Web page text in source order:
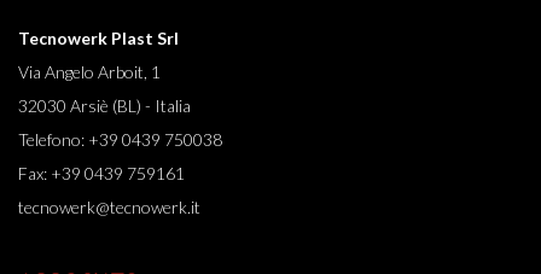
Tecnowerk Plast Srl
Via Angelo Arboit, 1
32030 Arsiè (BL) - Italia
Telefono: +39 0439 750038
Fax: +39 0439 759161
tecnowerk@tecnowerk.it